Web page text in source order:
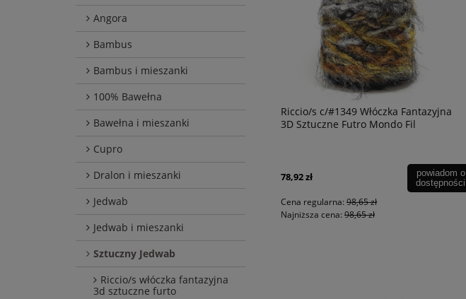
Angora
Bambus
Bambus i mieszanki
100% Bawełna
Bawełna i mieszanki
Cupro
Dralon i mieszanki
Jedwab
Jedwab i mieszanki
Sztuczny Jedwab
Riccio/s włóczka fantazyjna
3d sztuczne furto
Riccio/s c/#1349 Włóczka Fantazyjna
3D Sztuczne Futro Mondo Fil
78,92 zł
Cena regularna: 98,65 zł
Najniższa cena: 98,65 zł
powiadom o
dostępności